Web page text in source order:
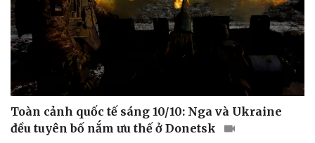
Toàn cảnh quốc tế sáng 10/10: Nga và Ukraine
đều tuyên bố nắm ưu thế ở Donetsk